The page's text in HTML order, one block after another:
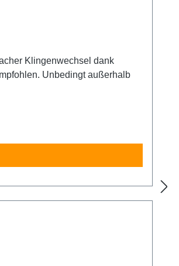
Klingenwechsel dank
Unbedingt außerhalb